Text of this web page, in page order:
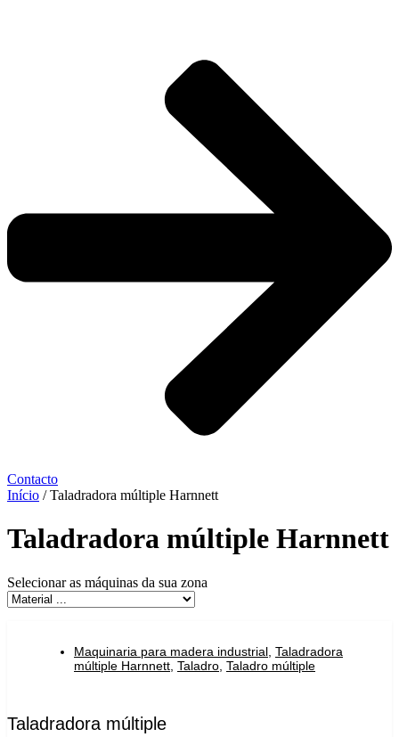
Contacto
Início / Taladradora múltiple Harnnett
Taladradora múltiple Harnnett
Selecionar as máquinas da sua zona
Maquinaria para madera industrial Taladradora
múltiple Harnnett Taladro Taladro múltiple
Taladradora múltiple